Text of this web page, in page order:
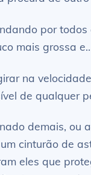
por
mais grossa
na
de qualquer
demais,
cinturão de
eles que